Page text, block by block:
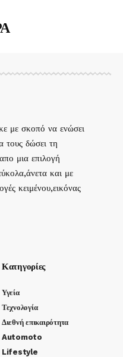
με σκοπό να ενώσει
τους δώσει τη
μια επιλογή
και με
κειμένου,εικόνας
Κατηγορίες
Υγεία
Τεχνολογία
Διεθνή επικαιρότητα
Automoto
Lifestyle